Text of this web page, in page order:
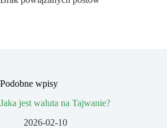
Podobne wpisy
Jaka jest waluta na Tajwanie?
2026-02-10